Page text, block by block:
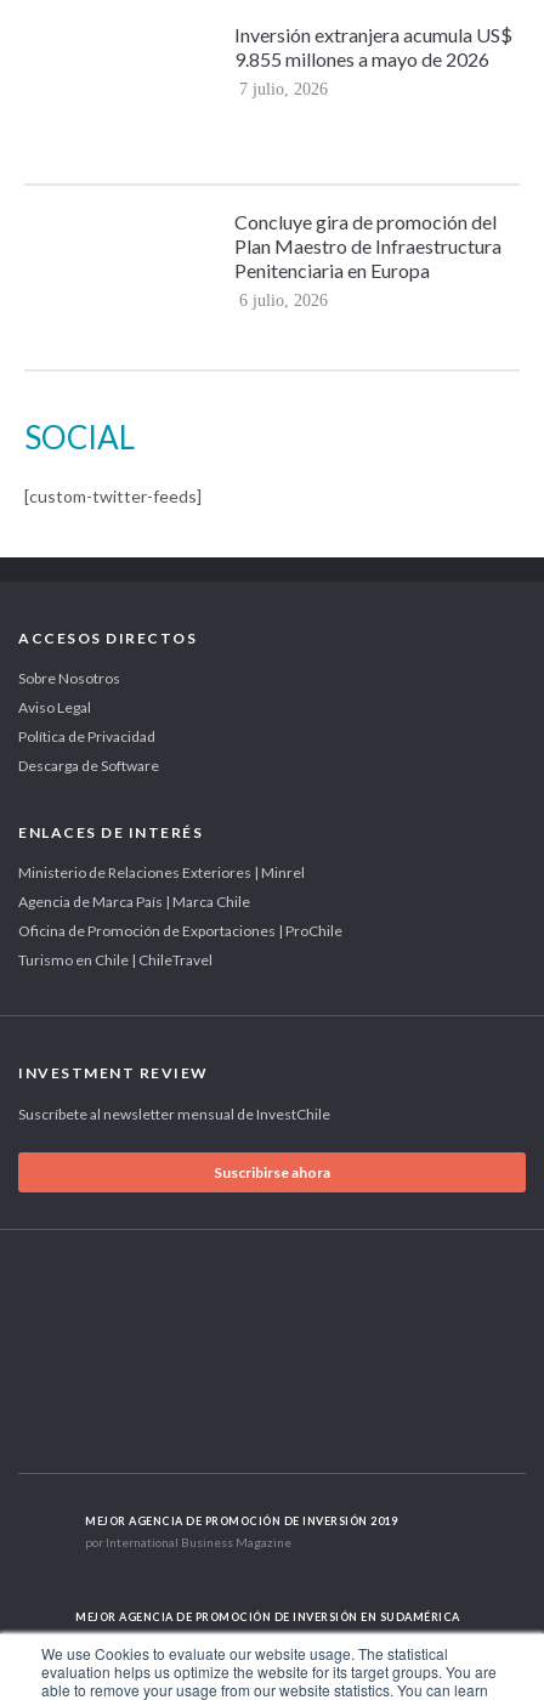
We use Cookies to evaluate our website usage. The statistical
evaluation helps us optimize the website for its target groups. You are
able to remove your usage from our website statistics. You can learn
Inversión extranjera acumula US$
9.855 millones a mayo de 2026
7 julio, 2026
Concluye gira de promoción del
Plan Maestro de Infraestructura
Penitenciaria en Europa
6 julio, 2026
SOCIAL
[custom-twitter-feeds]
ACCESOS DIRECTOS
Sobre Nosotros
Aviso Legal
Política de Privacidad
Descarga de Software
ENLACES DE INTERÉS
Ministerio de Relaciones Exteriores | Minrel
Agencia de Marca País | Marca Chile
Oficina de Promoción de Exportaciones | ProChile
Turismo en Chile | ChileTravel
INVESTMENT REVIEW
Suscríbete al newsletter mensual de InvestChile
Suscribirse ahora
MEJOR AGENCIA DE PROMOCIÓN DE INVERSIÓN 2019
por International Business Magazine
MEJOR AGENCIA DE PROMOCIÓN DE INVERSIÓN EN SUDAMÉRICA
2019 - 2022; 2024; 2025